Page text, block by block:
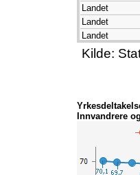
Landet
Landet
Landet
Landet
Kilde:
Innvandrere